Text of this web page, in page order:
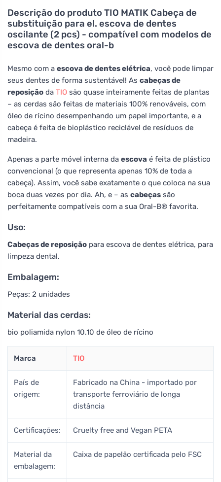
Descrição do produto TIO MATIK Cabeça de
substituição para el. escova de dentes
oscilante (2 pcs) - compatível com modelos de
escova de dentes oral-b
Mesmo com a escova de dentes elétrica, você pode limpar
seus dentes de forma sustentável! As cabeças de
reposição da TIO são quase inteiramente feitas de plantas
– as cerdas são feitas de materiais 100% renováveis, com
óleo de rícino desempenhando um papel importante, e a
cabeça é feita de bioplástico reciclável de resíduos de
madeira.
Apenas a parte móvel interna da escova é feita de plástico
convencional (o que representa apenas 10% de toda a
cabeça). Assim, você sabe exatamente o que coloca na sua
boca duas vezes por dia. Ah, e – as cabeças são
perfeitamente compatíveis com a sua Oral-B® favorita.
Uso:
Cabeças de reposição para escova de dentes elétrica, para
limpeza dental.
Embalagem:
Peças: 2 unidades
Material das cerdas:
bio poliamida nylon 10.10 de óleo de rícino
Marca TIO
País de
origem:
Fabricado na China - importado por
transporte ferroviário de longa
distância
Certificações: Cruelty free and Vegan PETA
Material da
embalagem:
Caixa de papelão certificada pelo FSC